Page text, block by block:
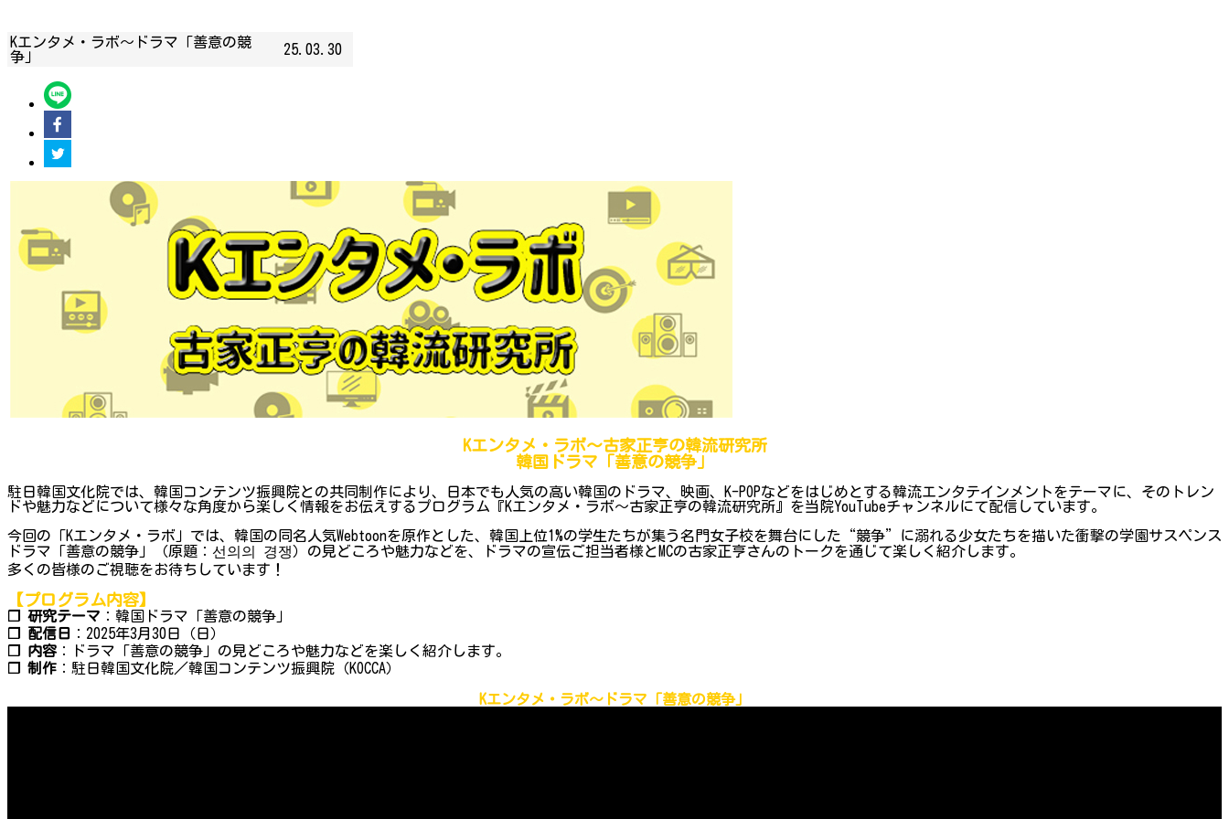
Kエンタメ・ラボ～ドラマ「善意の競
争」
25.03.30
Kエンタメ・ラボ～古家正亨の韓流研究所
韓国ドラマ「善意の競争」
駐日韓国文化院では、韓国コンテンツ振興院との共同制作により、日本でも人気の高い韓国のドラマ、映画、K-POPなどをはじめとする韓流エンタテインメントをテーマに、そのトレン
ドや魅力などについて様々な角度から楽しく情報をお伝えするプログラム『Kエンタメ・ラボ～古家正亨の韓流研究所』を当院YouTubeチャンネルにて配信しています。
今回の「Kエンタメ・ラボ」では、韓国の同名人気Webtoonを原作とした、韓国上位1%の学生たちが集う名門女子校を舞台にした“競争”に溺れる少女たちを描いた衝撃の学園サスペンス
ドラマ「善意の競争」（原題：선의의 경쟁）の見どころや魅力などを、ドラマの宣伝ご担当者様とMCの古家正亨さんのトークを通じて楽しく紹介します。
多くの皆様のご視聴をお待ちしています！
【プログラム内容】
❐ 研究テーマ ：韓国ドラマ「善意の競争」
❐ 配信日
：2025年3月30日（日）
❐ 内容 ：ドラマ「善意の競争」の見どころや魅力などを楽しく紹介します。
❐ 制作 ：駐日韓国文化院／韓国コンテンツ振興院（KOCCA）
Kエンタメ・ラボ～ドラマ「善意の競争」